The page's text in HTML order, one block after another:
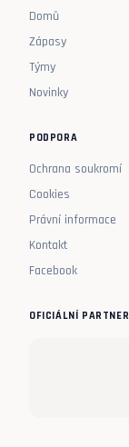
Domů
Zápasy
Týmy
Novinky
PODPORA
Ochrana soukromí
Cookies
Právní informace
Kontakt
Facebook
OFICIÁLNÍ PARTNER